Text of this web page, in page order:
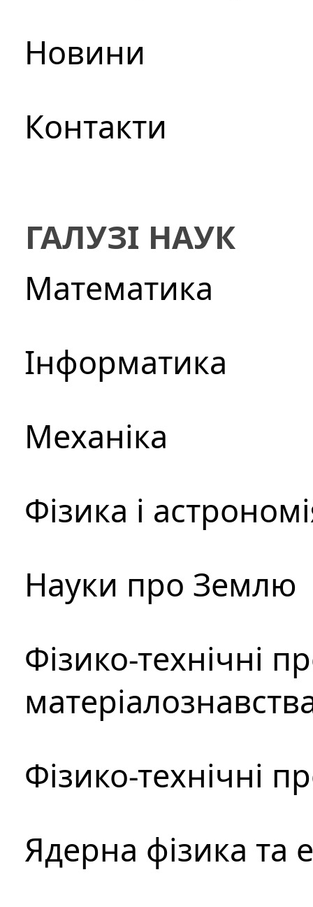
Новини
Контакти
ГАЛУЗІ НАУК
Математика
Інформатика
Механіка
Фізика і
Науки про Землю
Фізико-технічні
Фізико-технічні
Ядерна фізика та